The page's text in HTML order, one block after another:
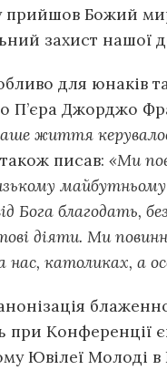
прийшов Божий
захист нашої
для юнаків
П’єра Джорджо
життя
писав: «Ми
майбутньому
благодать,
діяти. Ми
католиках, а
Конференції
Ювілеї Молоді